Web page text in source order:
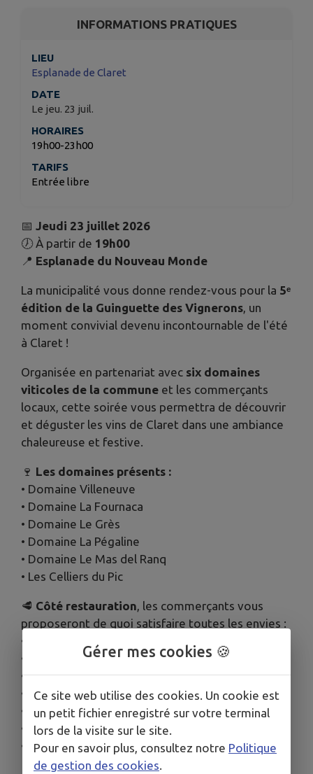
INFORMATIONS PRATIQUES
LIEU
Esplanade de Claret
DATE
Le jeu. 23 juil.
HORAIRES
19h00-23h00
TARIFS
Entrée libre
📅 Jeudi 23 juillet 2026
🕖 À partir de 19h00
📍 Esplanade du Nouveau Monde
La municipalité vous donne rendez-vous pour la 5ᵉ
édition de la Guinguette des Vignerons, un
moment convivial devenu incontournable de l'été
à Claret !
Organisée en partenariat avec six domaines
viticoles de la commune et les commerçants
locaux, cette soirée vous permettra de découvrir
et déguster les vins de Claret dans une ambiance
chaleureuse et festive.
🍷 Les domaines présents :
• Domaine Villeneuve
• Domaine La Fournaca
• Domaine Le Grès
• Domaine La Pégaline
• Domaine Le Mas del Ranq
• Les Celliers du Pic
🥩 Côté restauration, les commerçants vous
proposeront de quoi satisfaire toutes les envies :
• Boucherie Valette
• Fromagerie Pradéenne
• Joe Pizza
• Tout en Crêpes
• Lyly Création et ses pâtisseries
• Le Comptoir d'Aurélia (burgers)
• Jadou Coquillages (moules)
Gérer mes cookies 🍪
Ce site web utilise des cookies. Un cookie est
un petit fichier enregistré sur votre terminal
lors de la visite sur le site.
Pour en savoir plus, consultez notre Politique
de gestion des cookies.